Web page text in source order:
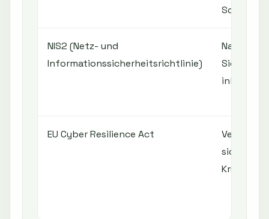
NIS2 (Netz- und
Informationssicherheitsrichtlinie)
Nachweis
inkl.
EU Cyber Resilience Act
sicheren